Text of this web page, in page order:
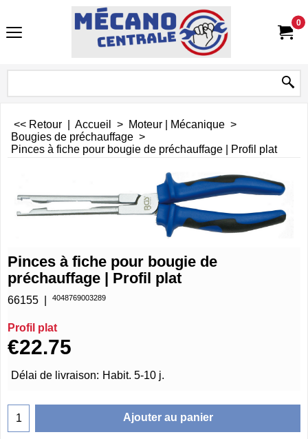
0
<< Retour Accueil > Moteur | Mécanique >
Bougies de préchauffage >
Pinces à fiche pour bougie de préchauffage | Profil plat
Pinces à fiche pour bougie de
préchauffage | Profil plat
66155 4048769003289
Profil plat
€22.75
Délai de livraison: Habit. 5-10 j.
Ajouter au panier